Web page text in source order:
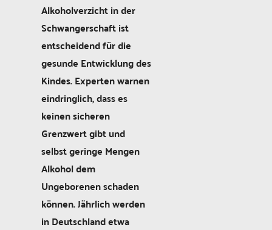
Alkoholverzicht in der
Schwangerschaft ist
entscheidend für die
gesunde Entwicklung des
Kindes. Experten warnen
eindringlich, dass es
keinen sicheren
Grenzwert gibt und
selbst geringe Mengen
Alkohol dem
Ungeborenen schaden
können. Jährlich werden
in Deutschland etwa